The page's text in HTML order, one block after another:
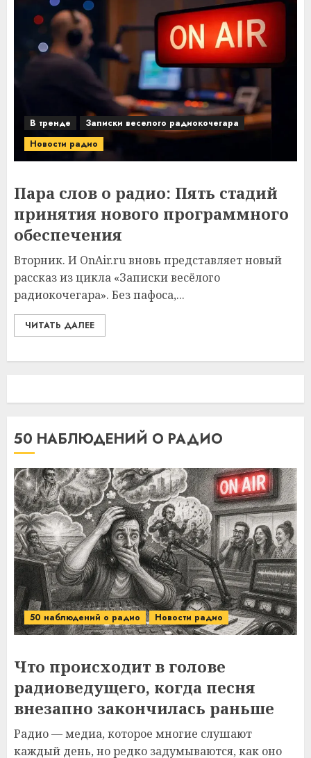
В тренде
Записки веселого радиокочегара
Новости радио
Пара слов о радио: Пять стадий
принятия нового программного
обеспечения
Вторник. И OnAir.ru вновь представляет новый
рассказ из цикла «Записки весёлого
радиокочегара». Без пафоса,...
ЧИТАТЬ ДАЛЕЕ
50 НАБЛЮДЕНИЙ О РАДИО
50 наблюдений о радио Новости радио
Что происходит в голове
радиоведущего, когда песня
внезапно закончилась раньше
Радио — медиа, которое многие слушают
каждый день, но редко задумываются, как оно